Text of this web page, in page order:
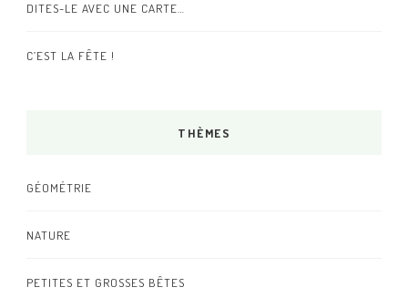
DITES-LE AVEC UNE CARTE…
C’EST LA FÊTE !
THÈMES
GÉOMÉTRIE
NATURE
PETITES ET GROSSES BÊTES